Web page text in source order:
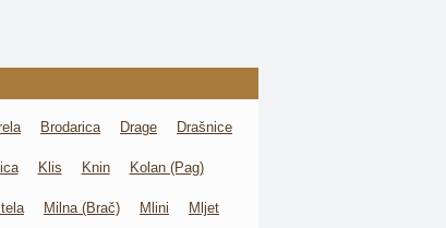
Brodarica Drage Drašnice
Klis Knin Kolan (Pag)
Milna (Brač) Mlini Mljet